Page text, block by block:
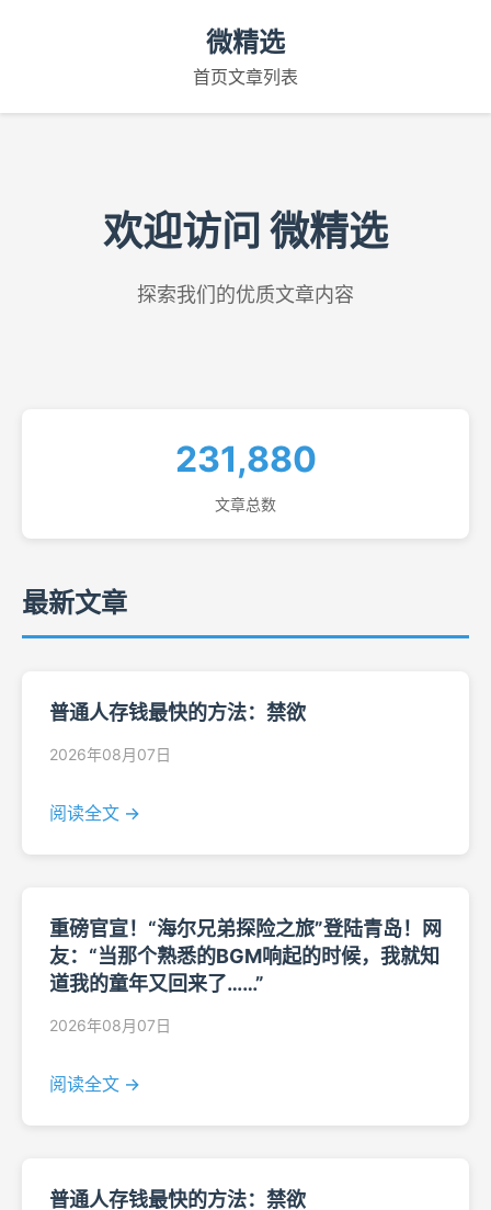
微精选
首页文章列表
欢迎访问 微精选
探索我们的优质文章内容
231,880
文章总数
最新文章
普通人存钱最快的方法：禁欲
2026年08月07日
阅读全文 →
重磅官宣！“海尔兄弟探险之旅”登陆青岛！网
友：“当那个熟悉的BGM响起的时候，我就知
道我的童年又回来了……”
2026年08月07日
阅读全文 →
普通人存钱最快的方法：禁欲